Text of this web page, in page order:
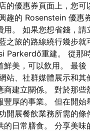
的優惠券頁面上，您
趣的 Rosenstein 優惠
。 如果您想省錢，
之旅的路線繞行幾步
Parkerdő重建。 從那
美，可以飲用。 最
站、社群媒體展示和
建立關係。 對於那
厚的事業。 但在開
開展餐飲業務所需的
日常膳食。 分享美